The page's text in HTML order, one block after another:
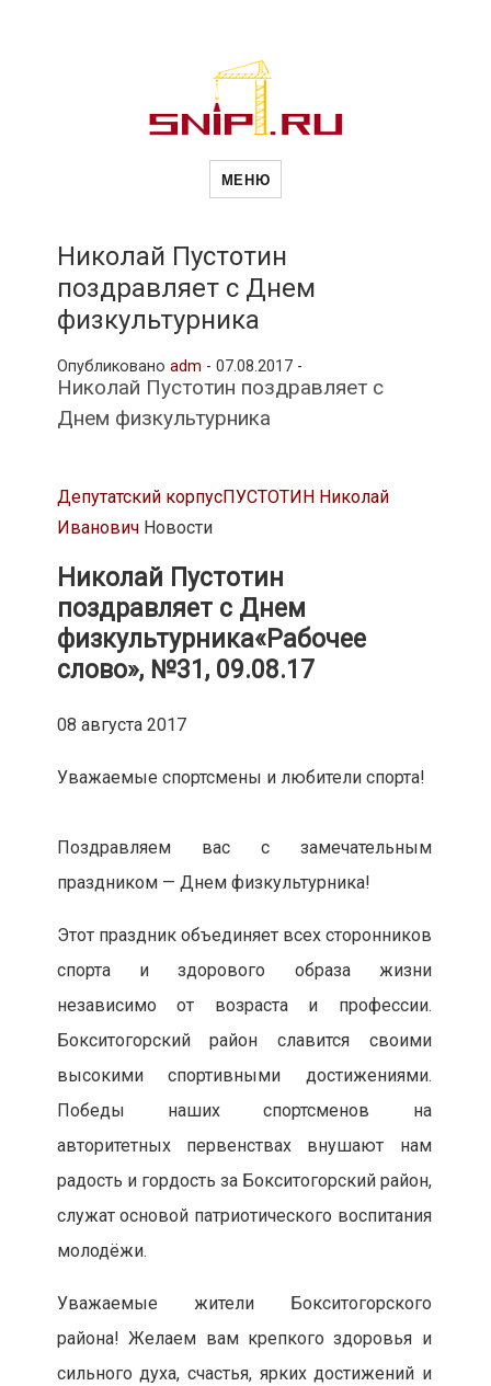
Новости
МЕНЮ
Николай Пустотин
поздравляет с Днем
физкультурника
Опубликовано adm - 07.08.2017 -
Николай Пустотин поздравляет с
Днем физкультурника
Депутатский корпусПУСТОТИН Николай
Иванович Новости
Николай Пустотин
поздравляет с Днем
физкультурника«Рабочее
слово», №31, 09.08.17
08 августа 2017
Уважаемые спортсмены и любители спорта!
Поздравляем вас с замечательным
праздником — Днем физкультурника!
Этот праздник объединяет всех сторонников
спорта и здорового образа жизни
независимо от возраста и профессии.
Бокситогорский район славится своими
высокими спортивными достижениями.
Победы наших спортсменов на
авторитетных первенствах внушают нам
радость и гордость за Бокситогорский район,
служат основой патриотического воспитания
молодёжи.
Уважаемые жители Бокситогорского
района! Желаем вам крепкого здоровья и
сильного духа, счастья, ярких достижений и